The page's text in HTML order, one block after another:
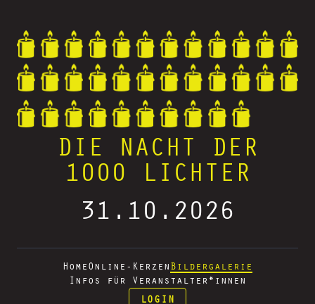
DIE NACHT DER
1000 LICHTER
31.10.2026
Home Online-Kerzen Bildergalerie
Infos für Veranstalter*innen
LOGIN